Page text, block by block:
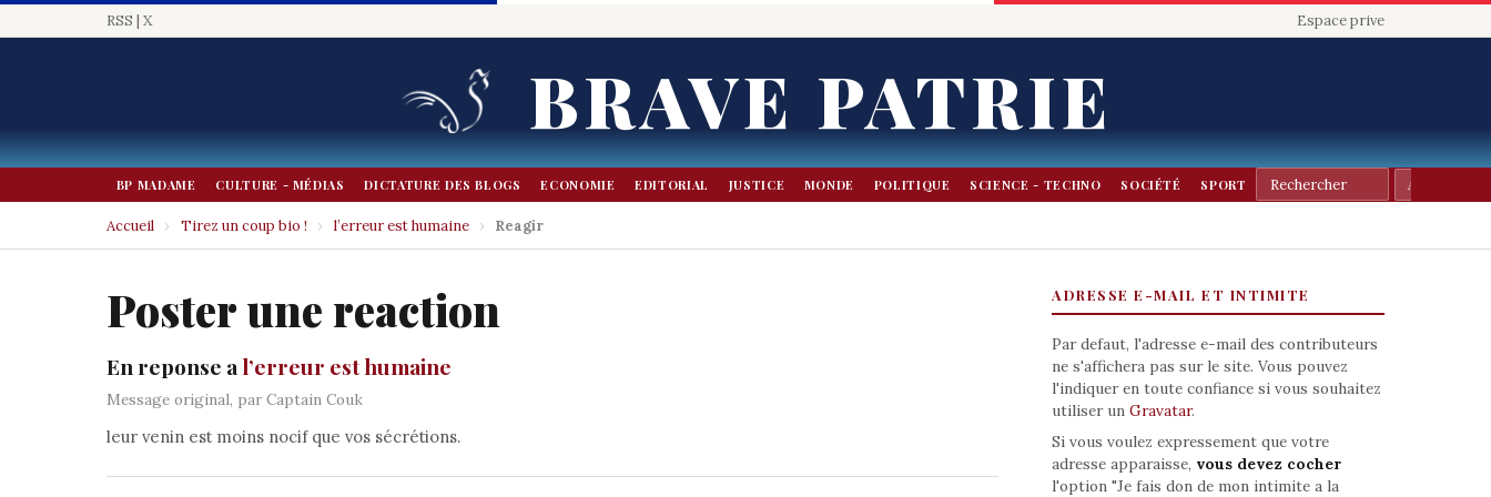
RSS | X Espace prive
BRAVE PATRIE
BP MADAME CULTURE - MÉDIAS DICTATURE DES BLOGS ECONOMIE EDITORIAL JUSTICE MONDE POLITIQUE SCIENCE - TECHNO SOCIÉTÉ SPORT
Accueil › Tirez un coup bio ! › l’erreur est humaine › Reagir
Poster une reaction
En reponse al’erreur est humaine
Message original, par Captain Couk
leur venin est moins nocif que vos sécrétions.
ADRESSE E-MAIL ET INTIMITE
Par defaut, l'adresse e-mail des contributeurs
ne s'affichera pas sur le site. Vous pouvez
l'indiquer en toute confiance si vous souhaitez
utiliser un Gravatar.
Si vous voulez expressement que votre
adresse apparaisse, vous devez cocher
l'option "Je fais don de mon intimite a la